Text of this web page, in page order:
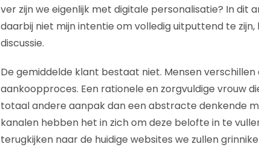
ver zijn we eigenlijk met digitale personalisatie? In dit
daarbij niet mijn intentie om volledig uitputtend te
discussie.
De gemiddelde klant bestaat niet. Mensen
aankoopproces. Een rationele en zorgvuldige vrouw
totaal andere aanpak dan een abstracte denkende
kanalen hebben het in zich om deze belofte in te
terugkijken naar de huidige websites we zullen